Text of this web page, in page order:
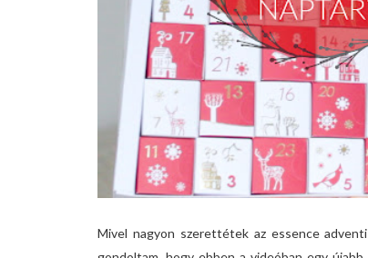
Mivel nagyon szerettétek az essence